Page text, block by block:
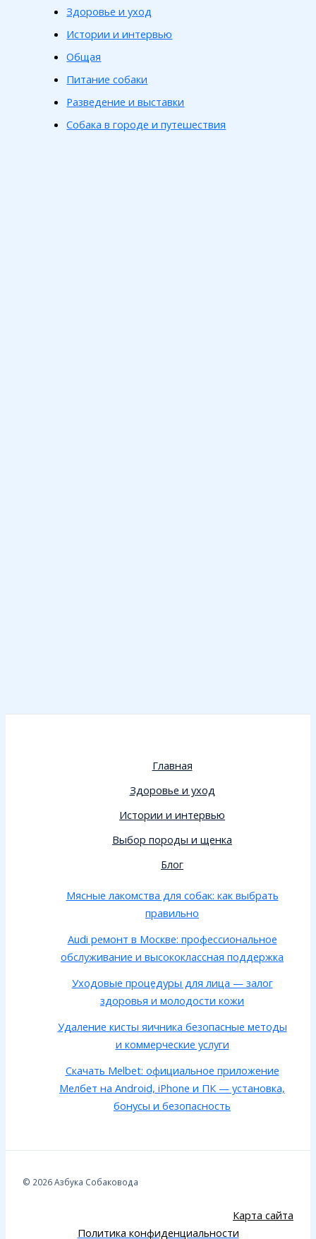
Здоровье и уход
Истории и интервью
Общая
Питание собаки
Разведение и выставки
Собака в городе и путешествия
Главная
Здоровье и уход
Истории и интервью
Выбор породы и щенка
Блог
Мясные лакомства для собак: как выбрать
правильно
Audi ремонт в Москве: профессиональное
обслуживание и высококлассная поддержка
Уходовые процедуры для лица — залог
здоровья и молодости кожи
Удаление кисты яичника безопасные методы
и коммерческие услуги
Скачать Melbet: официальное приложение
Мелбет на Android, iPhone и ПК — установка,
бонусы и безопасность
© 2026 Азбука Собаковода
Карта сайта
Политика конфиденциальности